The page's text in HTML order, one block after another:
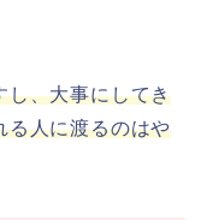
し、大事にしてき
る人に渡るのはや